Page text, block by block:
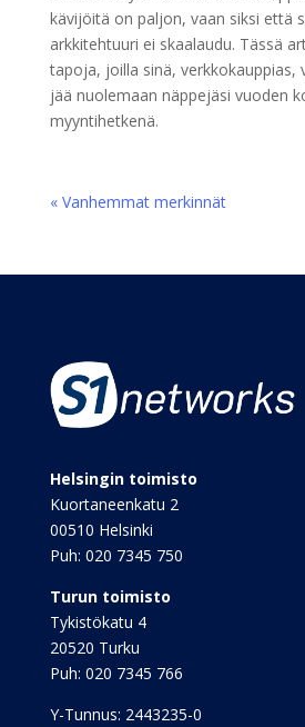
kävijöitä on paljon, vaan siksi että
arkkitehtuuri ei skaalaudu. Tässä
tapoja, joilla sinä,
jää nuolemaan näppejäsi vuoden
myyntihetkenä.
« Vanhemmat merkinnät
Helsingin toimisto
Kuortaneenkatu 2
00510 Helsinki
Puh: 020 7345 750
Turun toimisto
Tykistökatu 4
20520 Turku
Puh: 020 7345 766
Y-Tunnus: 2443235-0